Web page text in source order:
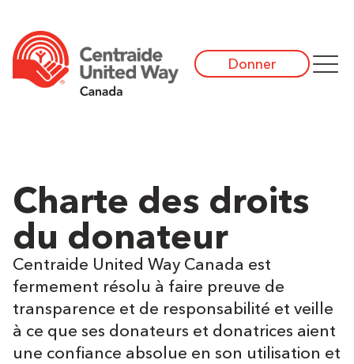
Donner
Charte des droits
du donateur
Centraide United Way Canada est
fermement résolu à faire preuve de
transparence et de responsabilité et veille
à ce que ses donateurs et donatrices aient
une confiance absolue en son utilisation et